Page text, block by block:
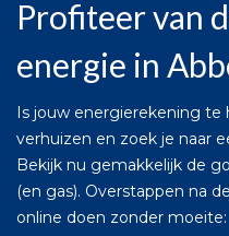
Profiteer van
energie in
Is jouw energierekening te
verhuizen en zoek je naar
Bekijk nu gemakkelijk de
(en gas). Overstappen na
online doen zonder moeite: